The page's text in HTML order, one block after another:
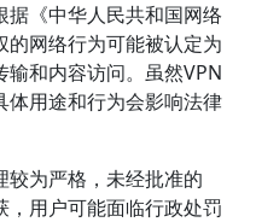
据《中华人民共和国网络
网络行为可能被认定为
和内容访问。虽然VPN
体用途和行为会影响法律
较为严格，未经批准的
，用户可能面临行政处罚